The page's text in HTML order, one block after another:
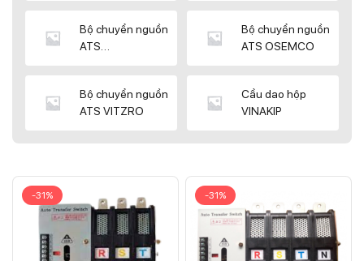
Bộ chuyển nguồn
ATS
Bộ chuyển nguồn
ATS OSEMCO
Bộ chuyển nguồn
ATS VITZRO
Cầu dao hộp
VINAKIP
-31% -31%